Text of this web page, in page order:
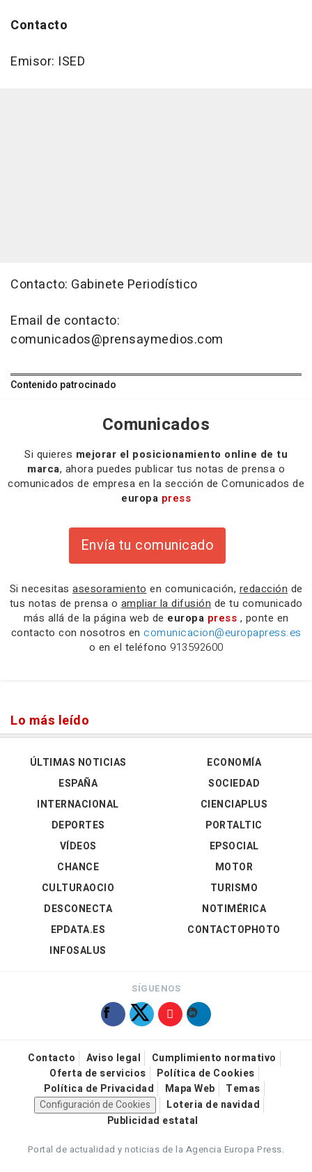
Contacto
Emisor: ISED
Contacto: Gabinete Periodístico
Email de contacto:
comunicados@prensaymedios.com
Contenido patrocinado
Comunicados
Si quieres mejorar el posicionamiento online de tu
marca, ahora puedes publicar tus notas de prensa o
comunicados de empresa en la sección de Comunicados de
europa press
Envía tu comunicado
Si necesitas asesoramiento en comunicación, redacción de
tus notas de prensa o ampliar la difusión de tu comunicado
más allá de la página web de europa press , ponte en
contacto con nosotros en comunicacion@europapress.es
o en el teléfono 913592600
Lo más leído
ÚLTIMAS NOTICIAS
ESPAÑA
INTERNACIONAL
DEPORTES
VÍDEOS
ECONOMÍA
SOCIEDAD
CIENCIAPLUS
PORTALTIC
EPSOCIAL
CHANCE
CULTURAOCIO
DESCONECTA
EPDATA.ES
INFOSALUS
MOTOR
TURISMO
NOTIMÉRICA
CONTACTOPHOTO
SÍGUENOS
Contacto Aviso legal
Cumplimiento normativo
Oferta de servicios
Política de Cookies
Política de Privacidad
Mapa Web
Temas
Configuración de Cookies
Loteria de navidad
Publicidad estatal
Portal de actualidad y noticias de la Agencia Europa Press.